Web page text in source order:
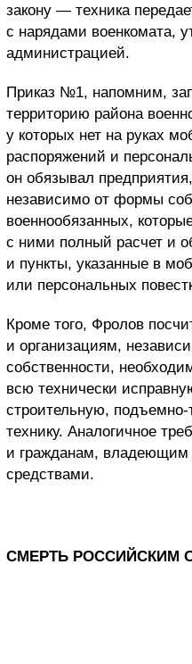
закону — техника
с нарядами военкомата,
администрацией.
Приказ №1, напомним,
территорию района
у которых нет на руках
распоряжений и
он обязывал
независимо от формы
военнообязанных,
с ними полный расчет и
и пункты, указанные в
или персональных
Кроме того, Фролов
и организациям,
собственности,
всю технически
строительную,
технику. Аналогичное
и гражданам, владеющим
средствами.
СМЕРТЬ РОССИЙСКИМ